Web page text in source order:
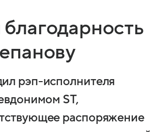
рэп-исполнителя
ST,
распоряжение